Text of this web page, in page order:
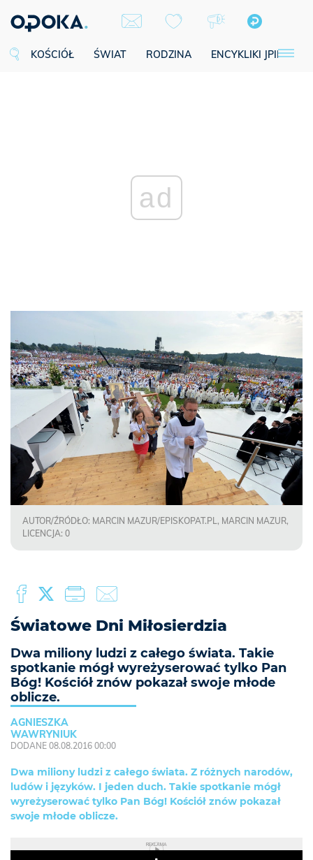
KOŚCIÓŁ ŚWIAT RODZINA ENCYKLIKI JPII
ad
AUTOR/ŹRÓDŁO: MARCIN MAZUR/EPISKOPAT.PL, MARCIN MAZUR,
LICENCJA: 0
Światowe Dni Miłosierdzia
Dwa miliony ludzi z całego świata. Takie
spotkanie mógł wyreżyserować tylko Pan
Bóg! Kościół znów pokazał swoje młode
oblicze.
AGNIESZKA
WAWRYNIUK
DODANE 08.08.2016 00:00
Dwa miliony ludzi z całego świata. Z różnych narodów,
ludów i języków. I jeden duch. Takie spotkanie mógł
wyreżyserować tylko Pan Bóg! Kościół znów pokazał
swoje młode oblicze.
REKLAMA